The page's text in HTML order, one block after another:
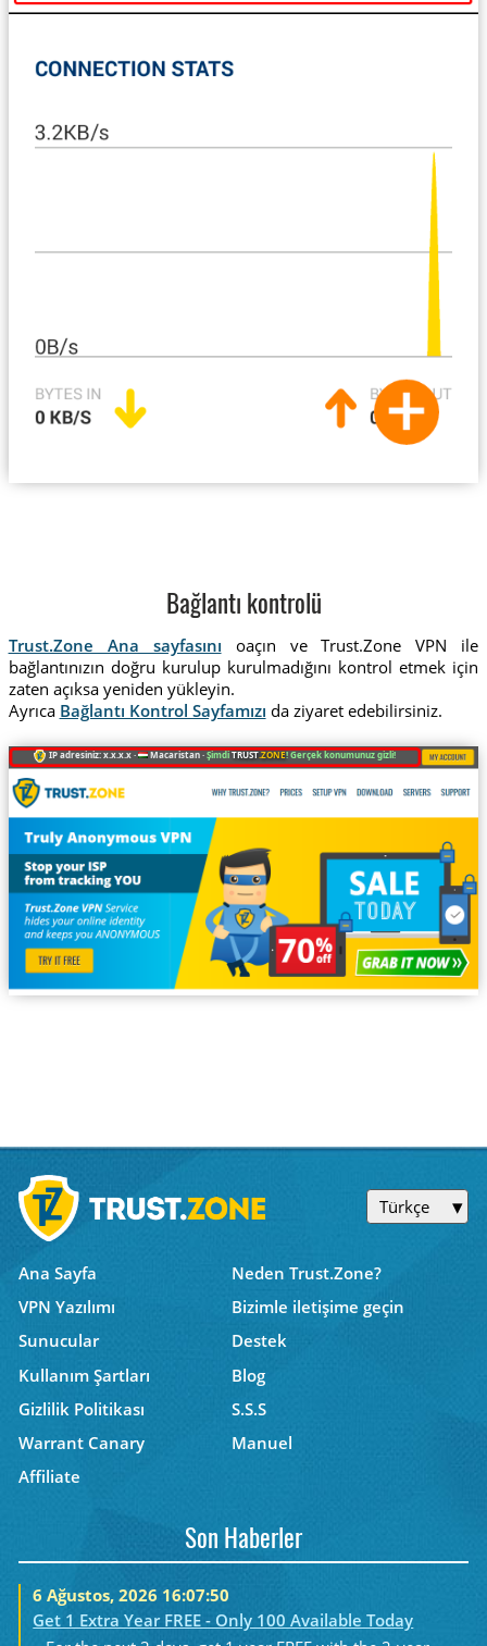
Bağlantı kontrolü
Trust.Zone Ana sayfasını oaçın ve Trust.Zone VPN ile
bağlantınızın doğru kurulup kurulmadığını kontrol etmek için
zaten açıksa yeniden yükleyin.
Ayrıca Bağlantı Kontrol Sayfamızı da ziyaret edebilirsiniz.
IP adresiniz: x.x.x.x · Macaristan ·ŞimdiTRUST.ZONE! Gerçek konumunuz gizli!
Türkçe
Ana Sayfa
Neden Trust.Zone?
VPN Yazılımı
Bizimle iletişime geçin
Sunucular
Destek
Kullanım Şartları
Blog
Gizlilik Politikası
S.S.S
Warrant Canary
Manuel
Affiliate
Son Haberler
6 Ağustos, 2026 16:07:50
Get 1 Extra Year FREE - Only 100 Available Today